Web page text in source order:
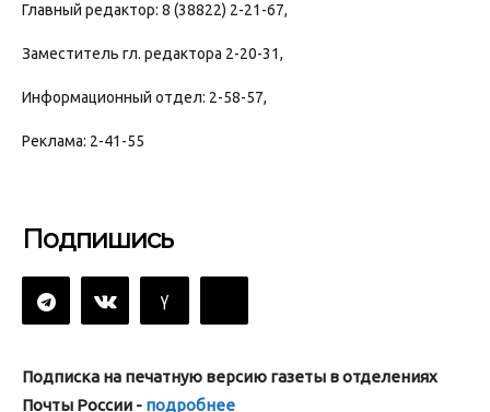
Главный редактор: 8 (38822) 2-21-67,
Заместитель гл. редактора 2-20-31,
Информационный отдел: 2-58-57,
Реклама: 2-41-55
Подпишись
Подписка на печатную версию газеты в отделениях
Почты России - подробнее